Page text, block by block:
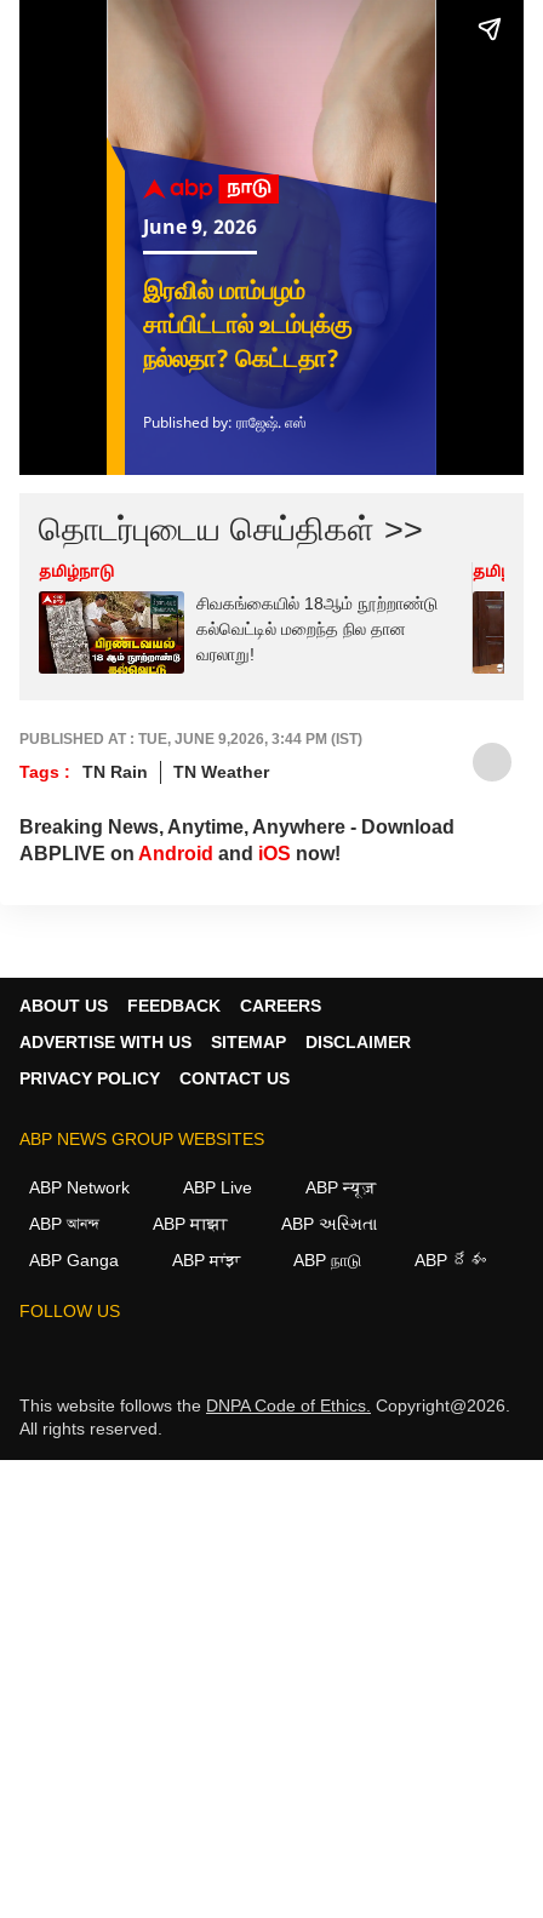
தொடர்புடைய செய்திகள் >>
தமிழ்நாடு
சிவகங்கையில் 18ஆம் நூற்றாண்டு
கல்வெட்டில் மறைந்த நில தான
வரலாறு!
PUBLISHED AT : TUE, JUNE 9,2026, 3:44 PM (IST)
Tags : TN Rain TN Weather
Breaking News, Anytime, Anywhere - Download
ABPLIVE on Android and iOS now!
ABOUT US FEEDBACK
CAREERS
ADVERTISE WITH US
SITEMAP
DISCLAIMER
PRIVACY POLICY
CONTACT US
ABP NEWS GROUP WEBSITES
ABP Network ABP Live
ABP न्यूज़
ABP আনন্দ
ABP माझा
ABP અસ્મિતા
ABP Ganga
ABP ਸਾਂਝਾ ABP நாடு ABP దేశం
FOLLOW US
This website follows the DNPA Code of Ethics. Copyright@2026.
All rights reserved.